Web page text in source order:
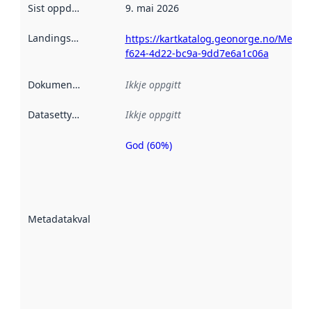
Sist oppdatert 9. mai 2026
Landingsside
https://kartkatalog.geonorge.no/
f624-4d22-bc9a-9dd7e6a1c06a
Dokumentasjon Ikkje oppgitt
Datasettype Ikkje oppgitt
Metadatakvalitet
Metadatakvalitet
God (60%)